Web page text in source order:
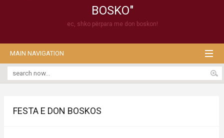
BOSKO"
ec, shko përpara me don boskon!
MAIN NAVIGATION
FESTA E DON BOSKOS